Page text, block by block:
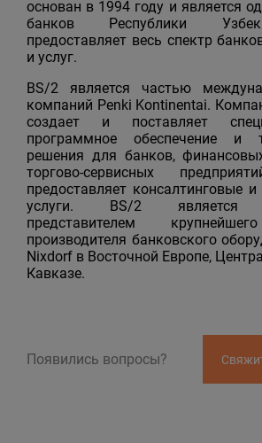
основан в 1994 году и является
банков Республики
предоставляет весь спектр
и услуг.
BS/2 является частью
компаний Penki Kontinentai.
создает и поставляет
программное обеспечение и
решения для банков,
торгово-сервисных
предоставляет консалтинговые и
услуги. BS/2 является
представителем
производителя банковского
Nixdorf в Восточной Европе,
Кавказе.
Появились вопросы?